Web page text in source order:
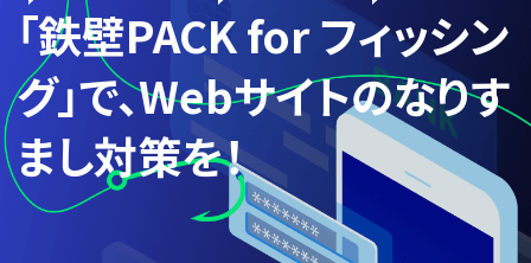
「鉄壁PACK for フィッシン
グ」で、Webサイトのなりす
まし対策を！